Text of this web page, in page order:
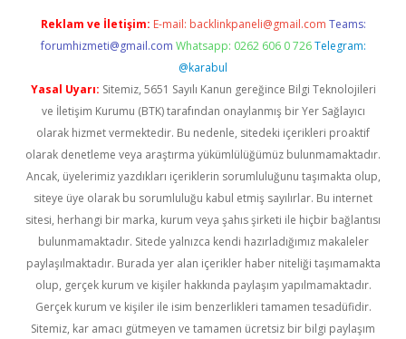
Reklam ve İletişim: E-mail: backlinkpaneli@gmail.com Teams:
forumhizmeti@gmail.com Whatsapp: 0262 606 0 726 Telegram:
@karabul
Yasal Uyarı: Sitemiz, 5651 Sayılı Kanun gereğince Bilgi Teknolojileri
ve İletişim Kurumu (BTK) tarafından onaylanmış bir Yer Sağlayıcı
olarak hizmet vermektedir. Bu nedenle, sitedeki içerikleri proaktif
olarak denetleme veya araştırma yükümlülüğümüz bulunmamaktadır.
Ancak, üyelerimiz yazdıkları içeriklerin sorumluluğunu taşımakta olup,
siteye üye olarak bu sorumluluğu kabul etmiş sayılırlar. Bu internet
sitesi, herhangi bir marka, kurum veya şahıs şirketi ile hiçbir bağlantısı
bulunmamaktadır. Sitede yalnızca kendi hazırladığımız makaleler
paylaşılmaktadır. Burada yer alan içerikler haber niteliği taşımamakta
olup, gerçek kurum ve kişiler hakkında paylaşım yapılmamaktadır.
Gerçek kurum ve kişiler ile isim benzerlikleri tamamen tesadüfidir.
Sitemiz, kar amacı gütmeyen ve tamamen ücretsiz bir bilgi paylaşım